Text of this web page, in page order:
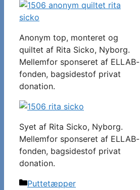
Anonym top, monteret og
quiltet af Rita Sicko, Nyborg.
Mellemfor sponseret af ELLAB-
fonden, bagsidestof privat
donation.
Syet af Rita Sicko, Nyborg.
Mellemfor sponseret af ELLAB-
fonden, bagsidestof privat
donation.
Kategorier
Puttetæpper